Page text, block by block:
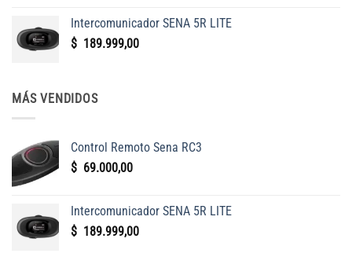
Intercomunicador SENA 5R LITE
$ 189.999,00
MÁS VENDIDOS
Control Remoto Sena RC3
$ 69.000,00
Intercomunicador SENA 5R LITE
$ 189.999,00